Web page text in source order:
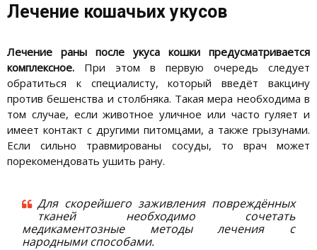
Лечение кошачьих укусов
Лечение раны после укуса кошки предусматривается
комплексное. При этом в первую очередь следует
обратиться к специалисту, который введёт вакцину
против бешенства и столбняка. Такая мера необходима в
том случае, если животное уличное или часто гуляет и
имеет контакт с другими питомцами, а также грызунами.
Если сильно травмированы сосуды, то врач может
порекомендовать ушить рану.
Для скорейшего заживления повреждённых
тканей необходимо сочетать
медикаментозные методы лечения с
народными способами.